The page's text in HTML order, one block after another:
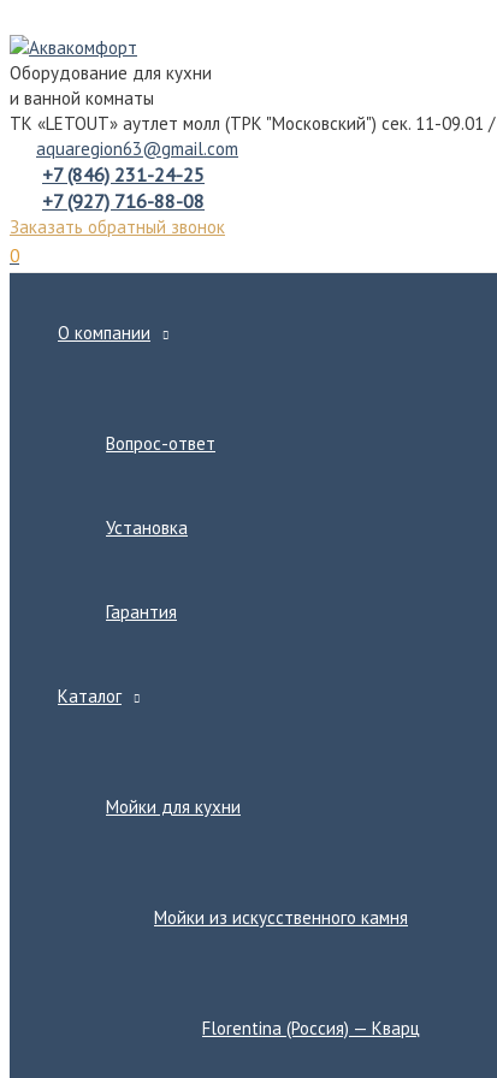
Перейти
к
содержимому
Оборудование для кухни
и ванной комнаты
ТК «LETOUT» аутлет молл (ТРК "Московский") сек. 11-09.01 /
aquaregion63@gmail.com
+7 (846) 231-24-25
+7 (927) 716-88-08
Заказать обратный звонок
0
О компании
Вопрос-ответ
Установка
Гарантия
Каталог
Мойки для кухни
Мойки из искусственного камня
Florentina (Россия) — Кварц